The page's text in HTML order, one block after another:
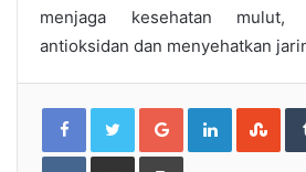
menjaga kesehatan mulut,
antioksidan dan menyehatkan
Google+LinkedIn
VKontakteShare Print